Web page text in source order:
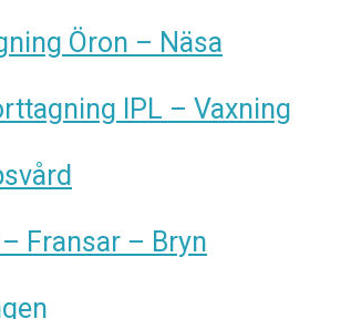
Öron – Näsa
IPL – Vaxning
Fransar – Bryn